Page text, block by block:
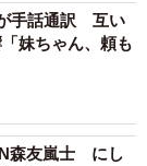
手話通訳 互い
妹ちゃん、頼も
森友嵐士 にし